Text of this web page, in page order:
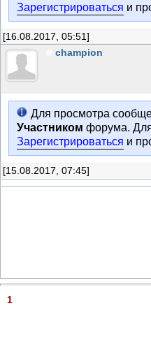
Зарегистрироваться и
[16.08.2017, 05:51]
champion
Для просмотра
Участником форума.
Зарегистрироваться и
[15.08.2017, 07:45]
1